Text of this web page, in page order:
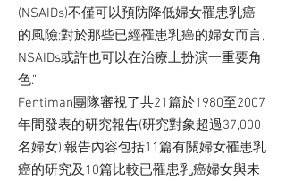
(NSAIDs)不僅可以預防降低婦女罹患乳癌
的風險;對於那些已經罹患乳癌的婦女而言,
NSAIDs或許也可以在治療上扮演一重要角
色.”
Fentiman團隊審視了共21篇於1980至2007
年間發表的研究報告(研究對象超過37,000
名婦女);報告內容包括11篇有關婦女罹患乳
癌的研究及10篇比較已罹患乳癌婦女與未